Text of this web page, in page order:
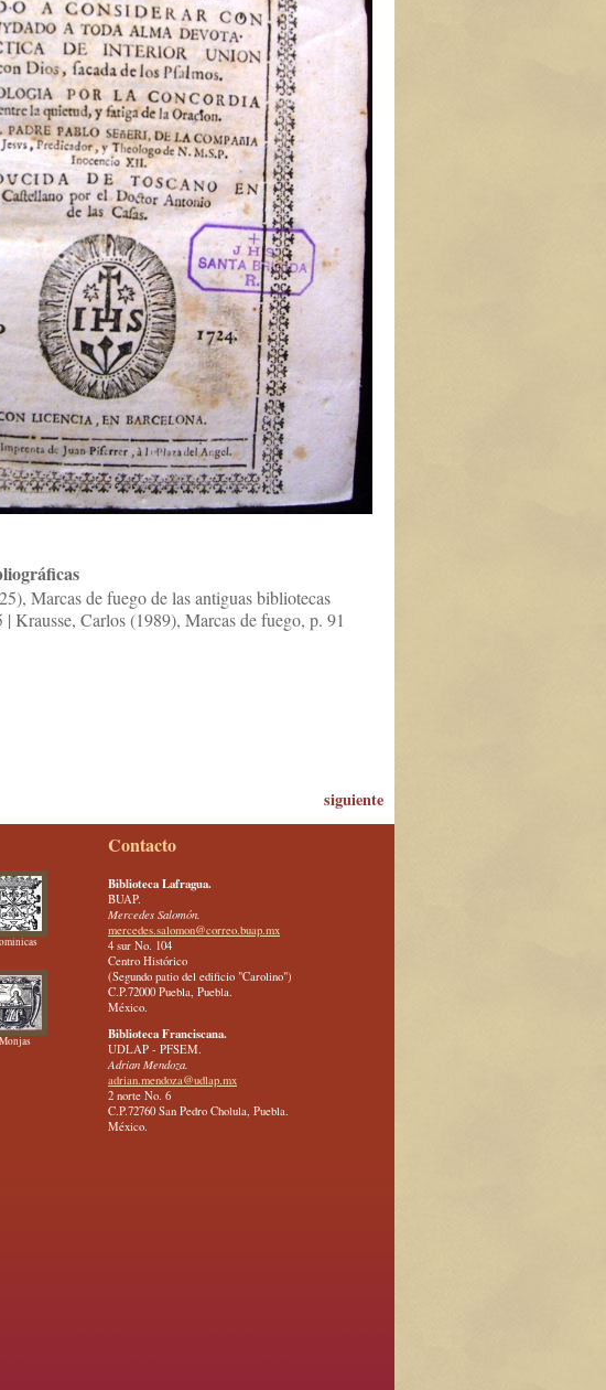
Marcas de fuego de las antiguas bibliotecas
| Krausse, Carlos (1989), Marcas de fuego, p. 91
siguiente
Contacto
Biblioteca Lafragua.
BUAP.
Mercedes Salomón.
mercedes.salomon@correo.buap.mx
4 sur No. 104
Centro Histórico
(Segundo patio del edificio "Carolino")
C.P.72000 Puebla, Puebla.
México.
Biblioteca Franciscana.
UDLAP - PFSEM.
Adrian Mendoza.
adrian.mendoza@udlap.mx
2 norte No. 6
C.P.72760 San Pedro Cholula, Puebla.
México.